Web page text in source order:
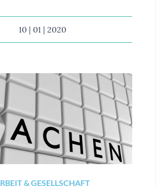
10 | 01 | 2020
& GESELLSCHAFT